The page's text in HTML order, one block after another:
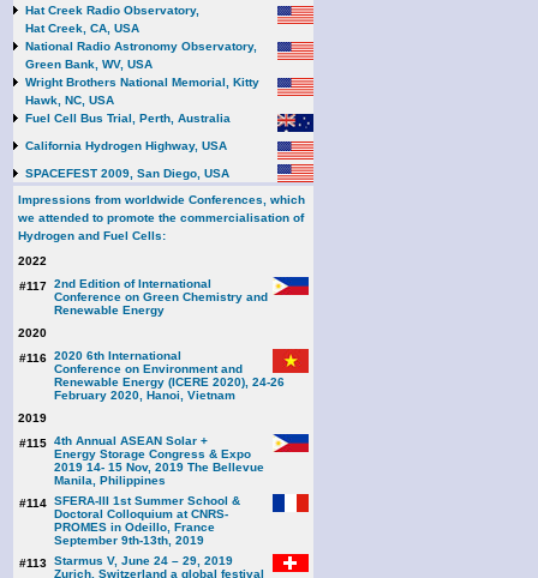
Hat Creek Radio Observatory,
Hat Creek, CA, USA
National Radio Astronomy Observatory,
Green Bank, WV, USA
Wright Brothers National Memorial, Kitty
Hawk, NC, USA
Fuel Cell Bus Trial, Perth, Australia
California Hydrogen Highway, USA
SPACEFEST 2009, San Diego, USA
Impressions from worldwide Conferences, which
we attended to promote the commercialisation of
Hydrogen and Fuel Cells:
2022
#117 2nd Edition of International
Conference on Green Chemistry and
Renewable Energy
2020
#116 2020 6th International
Conference on Environment and
Renewable Energy (ICERE 2020), 24-26
February 2020, Hanoi, Vietnam
2019
#115 4th Annual ASEAN Solar +
Energy Storage Congress & Expo
2019 14- 15 Nov, 2019 The Bellevue
Manila, Philippines
#114 SFERA-III 1st Summer School &
Doctoral Colloquium at CNRS-
PROMES in Odeillo, France
September 9th-13th, 2019
#113 Starmus V, June 24 – 29, 2019
Zurich, Switzerland a global festival